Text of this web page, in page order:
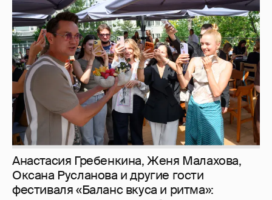
Анастасия Гребенкина, Женя Малахова,
Оксана Русланова и другие гости
фестиваля «Баланс вкуса и ритма»:
рассматриваем летние образы